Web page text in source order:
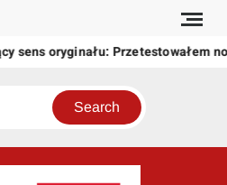
oryginału: Przetestowałem